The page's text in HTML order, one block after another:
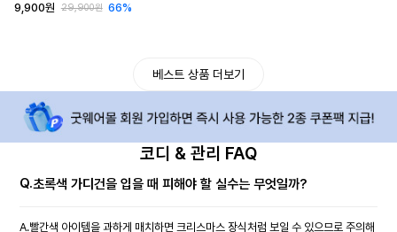
9,900원
29,900원 66%
베스트 상품 더보기
코디 & 관리 FAQ
Q.초록색 가디건을 입을 때 피해야 할 실수는 무엇일까?
A.빨간색 아이템을 과하게 매치하면 크리스마스 장식처럼 보일 수 있으므로 주의해